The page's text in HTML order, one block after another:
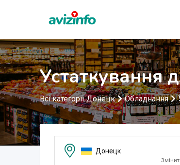
Устаткування
Всі категорії Донецк Обладнання
Донецк